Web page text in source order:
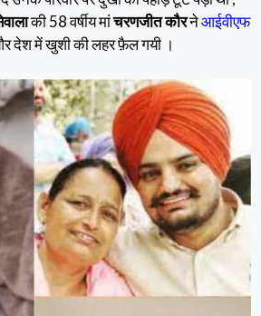
की 58 वर्षीय मांचरणजीत कौरनेआईवीएफ
देश में खुशी की लहर फ़ैल गयी ।